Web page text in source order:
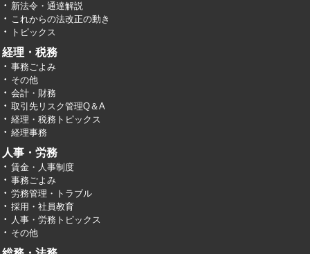
新法令・通達解説
これからの法改正の動き
トピックス
経理・税務
事務ごよみ
その他
会計・財務
取引先リスク管理Q＆A
経理・税務トピックス
経理事務
人事・労務
賃金・人事制度
事務ごよみ
労務管理・トラブル
採用・社員教育
人事・労務トピックス
その他